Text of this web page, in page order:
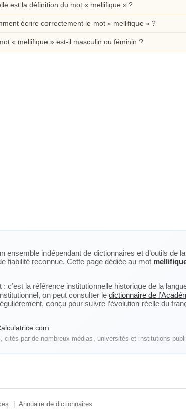
est la définition du mot « mellifique » ?
écrire correctement le mot « mellifique » ?
« mellifique » est-il masculin ou féminin ?
ensemble indépendant de dictionnaires et d’outils de
fiabilité reconnue. Cette page dédiée au mot
c’est la référence institutionnelle historique de la
on peut consulter le dictionnaire de
conçu pour suivre l’évolution réelle du
par de nombreux médias, universités et institutions
Annuaire de dictionnaires